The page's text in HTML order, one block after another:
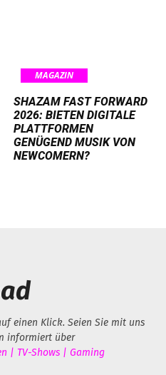
MAGAZIN
SHAZAM FAST FORWARD
2026: BIETEN DIGITALE
PLATTFORMEN
GENÜGEND MUSIK VON
NEWCOMERN?
einen Klick. Seien Sie mit uns
informiert über
| TV-Shows | Gaming